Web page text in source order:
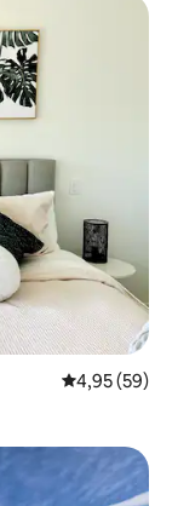
Note
4,95 (59)